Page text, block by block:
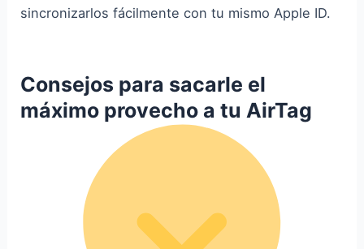
sincronizarlos fácilmente con tu mismo Apple ID.
Consejos para sacarle el
máximo provecho a tu AirTag